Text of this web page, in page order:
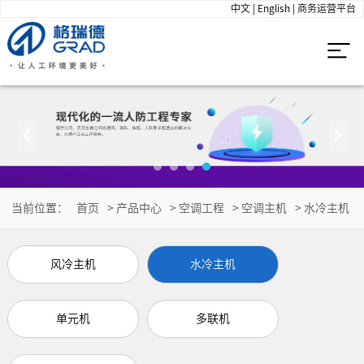
中文 English |商务运营平台
当前位置： 首页 > 产品中心 > 空调工程 > 空调主机 > 水冷主机
风冷主机 水冷主机
单元机 多联机